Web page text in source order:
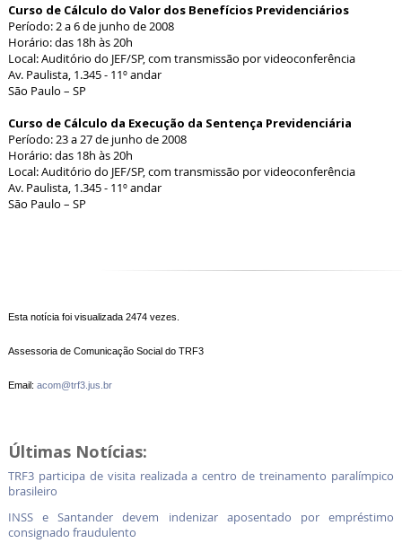
Curso de Cálculo do Valor dos Benefícios Previdenciários
Período: 2 a 6 de junho de 2008
Horário: das 18h às 20h
Local: Auditório do JEF/SP, com transmissão por videoconferência
Av. Paulista, 1.345 - 11º andar
São Paulo – SP
Curso de Cálculo da Execução da Sentença Previdenciária
Período: 23 a 27 de junho de 2008
Horário: das 18h às 20h
Local: Auditório do JEF/SP, com transmissão por videoconferência
Av. Paulista, 1.345 - 11º andar
São Paulo – SP
Esta notícia foi visualizada 2474 vezes.
Assessoria de Comunicação Social do TRF3
Email: acom@trf3.jus.br
Últimas Notícias:
TRF3 participa de visita realizada a centro de treinamento paralímpico
brasileiro
INSS e Santander devem indenizar aposentado por empréstimo
consignado fraudulento